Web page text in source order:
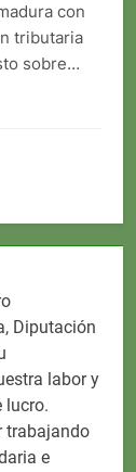
con
tributaria
sobre…
Diputación
labor y
lucro.
trabajando
e